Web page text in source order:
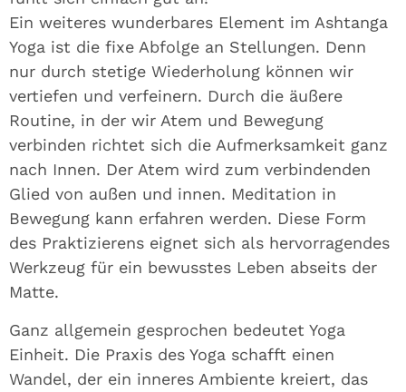
Ein weiteres wunderbares Element im Ashtanga
Yoga ist die fixe Abfolge an Stellungen. Denn
nur durch stetige Wiederholung können wir
vertiefen und verfeinern. Durch die äußere
Routine, in der wir Atem und Bewegung
verbinden richtet sich die Aufmerksamkeit ganz
nach Innen. Der Atem wird zum verbindenden
Glied von außen und innen. Meditation in
Bewegung kann erfahren werden. Diese Form
des Praktizierens eignet sich als hervorragendes
Werkzeug für ein bewusstes Leben abseits der
Matte.
Ganz allgemein gesprochen bedeutet Yoga
Einheit. Die Praxis des Yoga schafft einen
Wandel, der ein inneres Ambiente kreiert, das